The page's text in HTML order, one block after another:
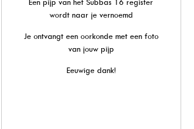
wordt naar je vernoemd
Je ontvangt een oorkonde met een foto
van jouw pijp
Eeuwige dank!